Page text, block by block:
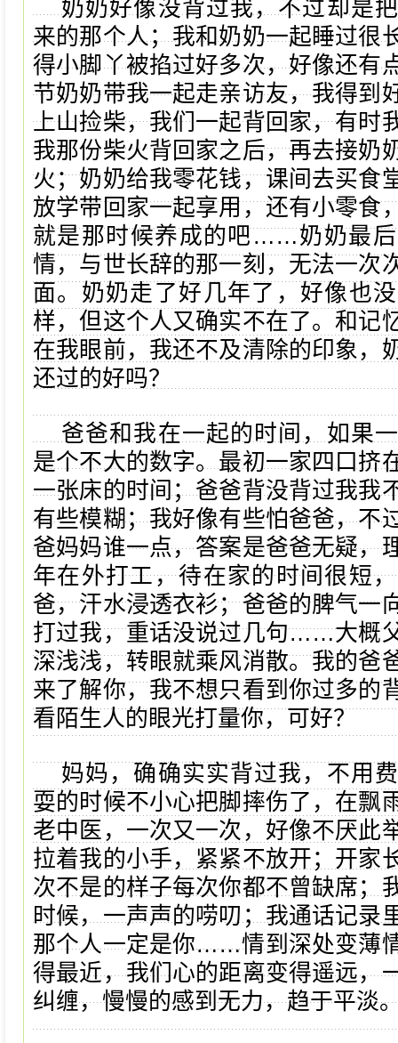
奶奶好像没背过我，不过却是
来的那个人；我和奶奶一起睡过很
得小脚丫被掐过好多次，好像还有
节奶奶带我一起走亲访友，我得到
上山捡柴，我们一起背回家，有时
我那份柴火背回家之后，再去接奶
火；奶奶给我零花钱，课间去买食
放学带回家一起享用，还有小零食
就是那时候养成的吧……奶奶最
情，与世长辞的那一刻，无法一次
面。奶奶走了好几年了，好像也
样，但这个人又确实不在了。和记
在我眼前，我还不及清除的印象，
还过的好吗？
爸爸和我在一起的时间，如果
是个不大的数字。最初一家四口挤
一张床的时间；爸爸背没背过我我
有些模糊；我好像有些怕爸爸，不
爸妈妈谁一点，答案是爸爸无疑，
年在外打工，待在家的时间很短
爸，汗水浸透衣衫；爸爸的脾气一
打过我，重话没说过几句……大概
深浅浅，转眼就乘风消散。我的爸
来了解你，我不想只看到你过多的
看陌生人的眼光打量你，可好？
妈妈，确确实实背过我，不用
耍的时候不小心把脚摔伤了，在飘
老中医，一次又一次，好像不厌此
拉着我的小手，紧紧不放开；开家
次不是的样子每次你都不曾缺席；
时候，一声声的唠叨；我通话记录
那个人一定是你……情到深处变薄
得最近，我们心的距离变得遥远，
纠缠，慢慢的感到无力，趋于平淡